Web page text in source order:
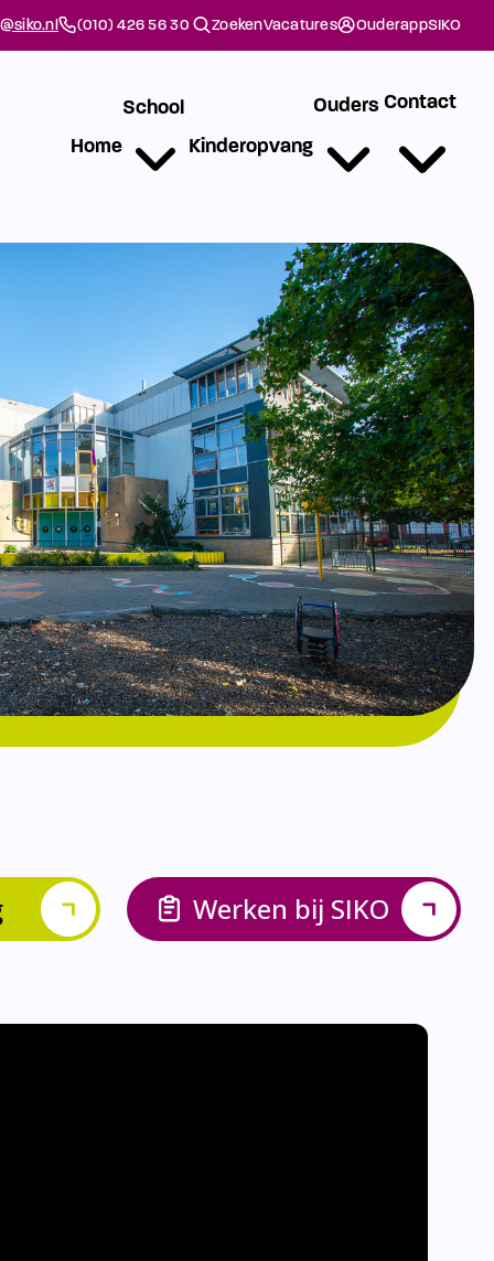
(010) 426 56 30 ZoekenVacatures OuderappSIKO
Home
School
Kinderopvang
Ouders Contact
Werken bij SIKO